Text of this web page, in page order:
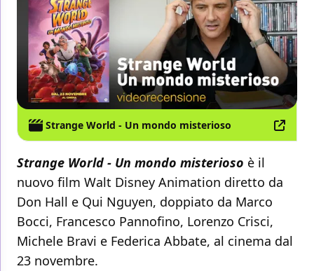
Strange World - Un mondo misterioso
Strange World - Un mondo misterioso è il
nuovo film Walt Disney Animation diretto da
Don Hall e Qui Nguyen, doppiato da Marco
Bocci, Francesco Pannofino, Lorenzo Crisci,
Michele Bravi e Federica Abbate, al cinema dal
23 novembre.